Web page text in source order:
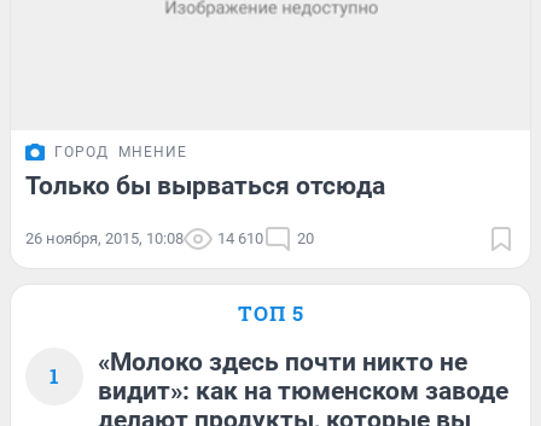
ГОРОД МНЕНИЕ
Только бы вырваться отсюда
26 ноября, 2015, 10:08 14 610 20
ТОП 5
1
«Молоко здесь почти никто не
видит»: как на тюменском заводе
делают продукты, которые вы